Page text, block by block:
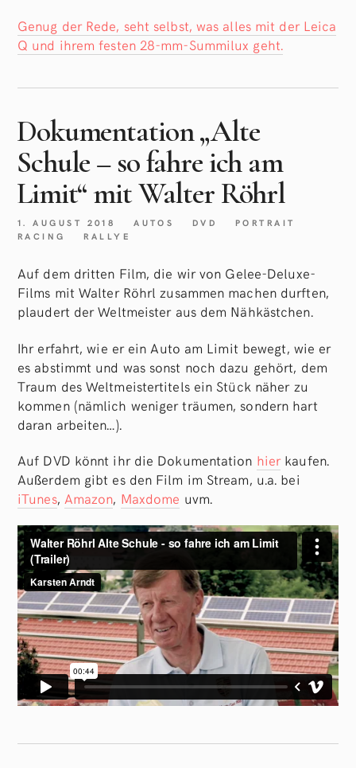
Genug der Rede, seht selbst, was alles mit der Leica
Q und ihrem festen 28-mm-Summilux geht.
Dokumentation „Alte
Schule – so fahre ich am
Limit“ mit Walter Röhrl
1. AUGUST 2018 AUTOS DVD
PORTRAIT
RACING
RALLYE
Auf dem dritten Film, die wir von Gelee-Deluxe-
Films mit Walter Röhrl zusammen machen durften,
plaudert der Weltmeister aus dem Nähkästchen.
Ihr erfahrt, wie er ein Auto am Limit bewegt, wie er
es abstimmt und was sonst noch dazu gehört, dem
Traum des Weltmeistertitels ein Stück näher zu
kommen (nämlich weniger träumen, sondern hart
daran arbeiten…).
Auf DVD könnt ihr die Dokumentation hierkaufen.
Außerdem gibt es den Film im Stream, u.a. bei
iTunes, Amazon, Maxdome uvm.